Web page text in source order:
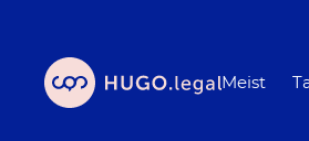
Meist